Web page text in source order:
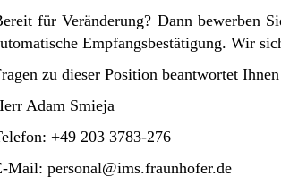
für Veränderung? Dann bewerben
Empfangsbestätigung. Wir
zu dieser Position beantwortet
Adam Smieja
+49 203 3783-276
Mail: personal@ims.fraunhofer.de